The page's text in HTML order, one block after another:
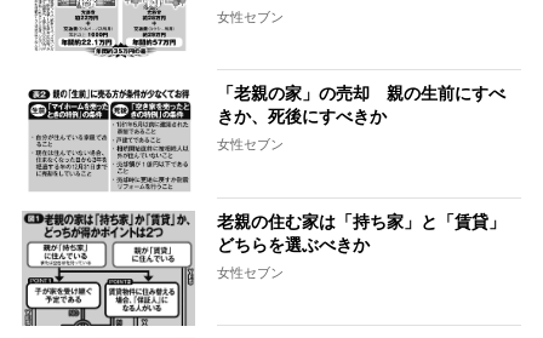
女性セブン
「老親の家」の売却 親の生前にすべ
きか、死後にすべきか
女性セブン
老親の住む家は「持ち家」と「賃貸」
どちらを選ぶべきか
女性セブン